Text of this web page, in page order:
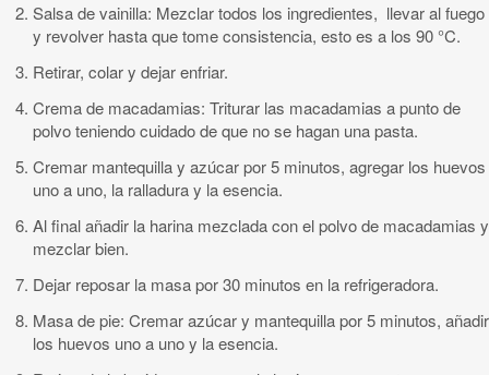
Salsa de vainilla: Mezclar todos los ingredientes, llevar al fuego
y revolver hasta que tome consistencia, esto es a los 90 °C.
Retirar, colar y dejar enfriar.
Crema de macadamias: Triturar las macadamias a punto de
polvo teniendo cuidado de que no se hagan una pasta.
Cremar mantequilla y azúcar por 5 minutos, agregar los huevos
uno a uno, la ralladura y la esencia.
Al final añadir la harina mezclada con el polvo de macadamias y
mezclar bien.
Dejar reposar la masa por 30 minutos en la refrigeradora.
Masa de pie: Cremar azúcar y mantequilla por 5 minutos, añadir
los huevos uno a uno y la esencia.